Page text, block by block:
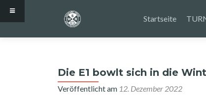
Inhalt
Startseite
Die E1 bowlt sich in die
Veröffentlicht am 12. Dezember 2022